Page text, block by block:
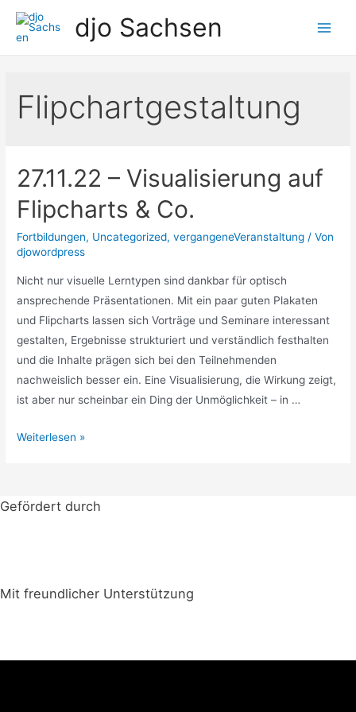
Inhalt
djo Sachsen
Flipchartgestaltung
27.11.22 – Visualisierung auf
Flipcharts & Co.
Fortbildungen, Uncategorized,vergangeneVeranstaltung / Von
djowordpress
Nicht nur visuelle Lerntypen sind dankbar für optisch
ansprechende Präsentationen. Mit ein paar guten Plakaten
und Flipcharts lassen sich Vorträge und Seminare interessant
gestalten, Ergebnisse strukturiert und verständlich festhalten
und die Inhalte prägen sich bei den Teilnehmenden
nachweislich besser ein. Eine Visualisierung, die Wirkung zeigt,
ist aber nur scheinbar ein Ding der Unmöglichkeit – in …
27.11.22
Flipcharts
Weiterlesen »
Gefördert durch
Mit freundlicher Unterstützung